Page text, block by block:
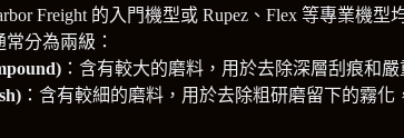
Freight 的入門機型或 Rupez、Flex 等專業機型
常分為兩級：
：含有較大的磨料，用於去除深層刮痕和
：含有較細的磨料，用於去除粗研磨留下的霧